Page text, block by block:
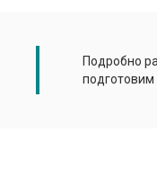
Подробно